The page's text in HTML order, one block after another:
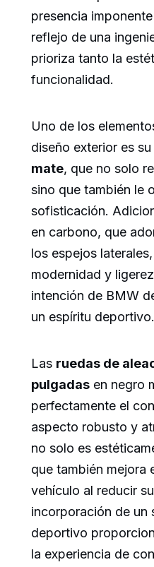
presencia
reflejo de una
prioriza tanto la
funcionalidad.
Uno de los
diseño exterior es su
mate, que no solo
sino que también le
sofisticación.
en carbono, que
los espejos
modernidad y
intención de BMW
un espíritu deportivo.
Las ruedas de
pulgadas en negro
perfectamente el
aspecto robusto y
no solo es
que también mejora
vehículo al reducir
incorporación de un
deportivo
la experiencia de